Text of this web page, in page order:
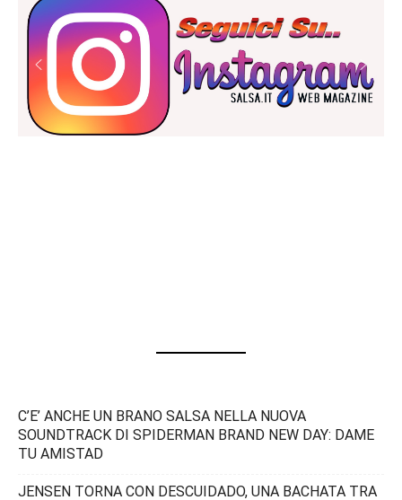
C’E’ ANCHE UN BRANO SALSA NELLA NUOVA
SOUNDTRACK DI SPIDERMAN BRAND NEW DAY: DAME
TU AMISTAD
JENSEN TORNA CON DESCUIDADO, UNA BACHATA TRA